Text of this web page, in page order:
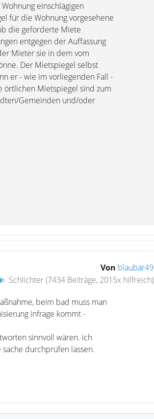
einschlägigen
für die Wohnung vorgesehene
die geforderte Miete
entgegen der Auffassung
Mieter sie in dem vom
Der Mietspiegel selbst
er - wie im vorliegenden Fall -
örtlichen Mietspiegel sind zum
Gemeinden und/oder
Von blaubär49
Schlichter(7434 Beiträge, 2015x hilfreich)
beim bad muss man
infrage kommt -
sinnvoll wären. ich
durchprüfen lassen.